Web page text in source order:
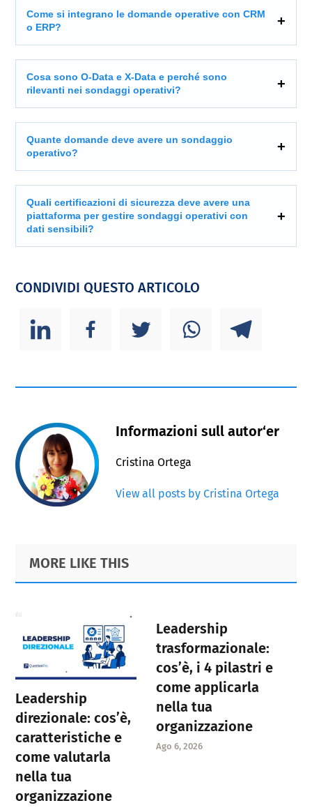
Come si integrano le domande operative con CRM
o ERP?
Cosa sono O-Data e X-Data e perché sono
rilevanti nei sondaggi operativi?
Quante domande deve avere un sondaggio
operativo?
Quali certificazioni di sicurezza deve avere una
piattaforma per gestire sondaggi operativi con
dati sensibili?
CONDIVIDI QUESTO ARTICOLO
Informazioni sull autor‘er
Cristina Ortega
View all posts by Cristina Ortega
Primary
Sidebar
Footer
MORE LIKE THIS
Leadership
direzionale: cos’è,
caratteristiche e
come valutarla
nella tua
organizzazione
Leadership
trasformazionale:
cos’è, i 4 pilastri e
come applicarla
nella tua
organizzazione
Ago 6, 2026